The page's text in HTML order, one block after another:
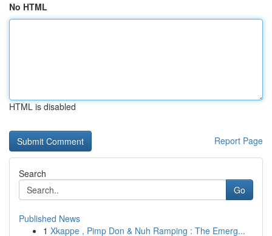
No HTML
HTML is disabled
Report Page
Search
Go
Published News
1 Xkappe , Pimp Don & Nuh Ramping : The Emerg...